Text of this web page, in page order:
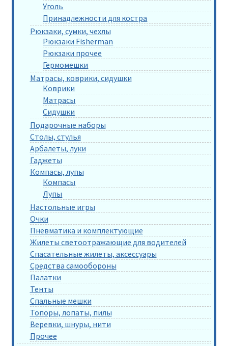
Уголь
Принадлежности для костра
Рюкзаки, сумки, чехлы
Рюкзаки Fisherman
Рюкзаки прочее
Гермомешки
Матрасы, коврики, сидушки
Коврики
Матрасы
Сидушки
Подарочные наборы
Столы, стулья
Арбалеты, луки
Гаджеты
Компасы, лупы
Компасы
Лупы
Настольные игры
Очки
Пневматика и комплектующие
Жилеты светоотражающие для водителей
Спасательные жилеты, аксессуары
Средства самообороны
Палатки
Тенты
Спальные мешки
Топоры, лопаты, пилы
Веревки, шнуры, нити
Прочее